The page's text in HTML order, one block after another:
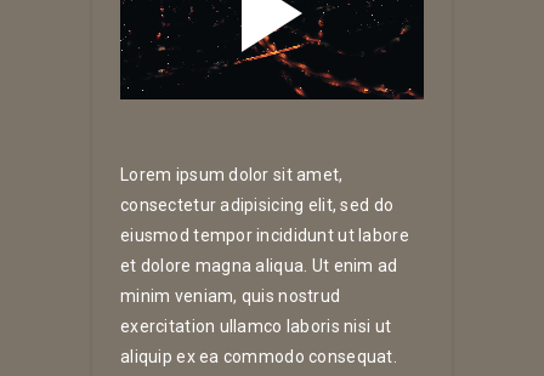
Lorem ipsum dolor sit amet,
consectetur adipisicing elit, sed do
eiusmod tempor incididunt ut labore
et dolore magna aliqua. Ut enim ad
minim veniam, quis nostrud
exercitation ullamco laboris nisi ut
aliquip ex ea commodo consequat.